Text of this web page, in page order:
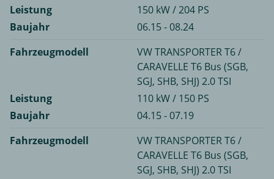
Leistung
150 kW / 204 PS
Baujahr
06.15 - 08.24
Fahrzeugmodell
VW TRANSPORTER T6 /
CARAVELLE T6 Bus (SGB,
SGJ, SHB, SHJ) 2.0 TSI
Leistung
110 kW / 150 PS
Baujahr
04.15 - 07.19
Fahrzeugmodell
VW TRANSPORTER T6 /
CARAVELLE T6 Bus (SGB,
SGJ, SHB, SHJ) 2.0 TSI